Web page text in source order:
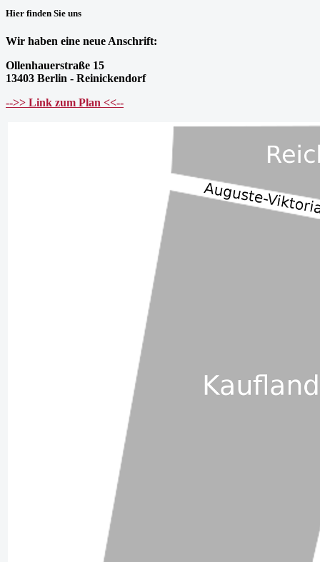
Hier finden Sie uns
Wir haben eine neue Anschrift:
Ollenhauerstraße 15
13403 Berlin - Reinickendorf
-->> Link zum Plan <<--